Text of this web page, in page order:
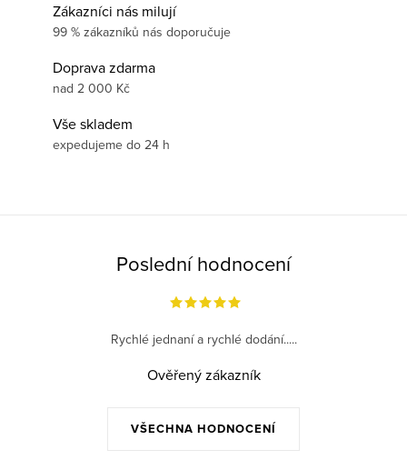
Zákazníci nás milují
99 % zákazníků nás doporučuje
Doprava zdarma
nad 2 000 Kč
Vše skladem
expedujeme do 24 h
Poslední hodnocení
VŠECHNA HODNOCENÍ
Rychlé jednaní a rychlé dodání.....
Ověřený zákazník